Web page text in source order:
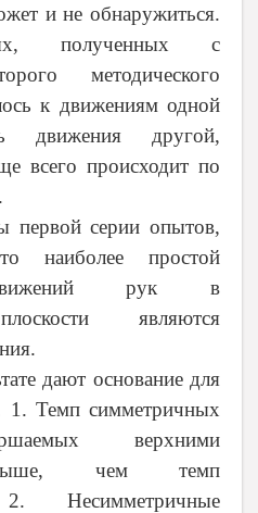
и не обнаружиться.
полученных с
методического
к движениям одной
движения другой,
всего происходит по
первой серии опытов,
наиболее простой
движений рук в
являются
дают основание для
1. Темп симметричных
верхними
выше, чем темп
2. Несимметричные